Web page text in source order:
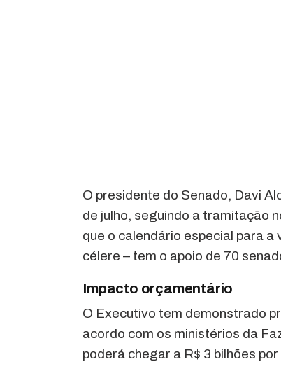
O presidente do Senado, Davi
de julho, seguindo a tramitação
que o calendário especial para
célere – tem o apoio de 70
Impacto orçamentário
O Executivo tem demonstrado
acordo com os ministérios da
poderá chegar a R$ 3 bilhões por